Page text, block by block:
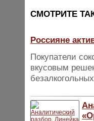
CМОТРИТЕ
Россияне
Покупатели
вкусовым